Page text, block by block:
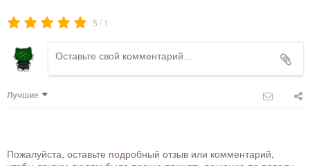
5 / 1
Лучшие
Пожалуйста, оставьте подробный отзыв или комментарий,